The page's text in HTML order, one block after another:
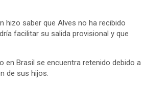
hizo saber que Alves no ha recibido
facilitar su salida provisional y que
en Brasil se encuentra retenido debido a
de sus hijos.